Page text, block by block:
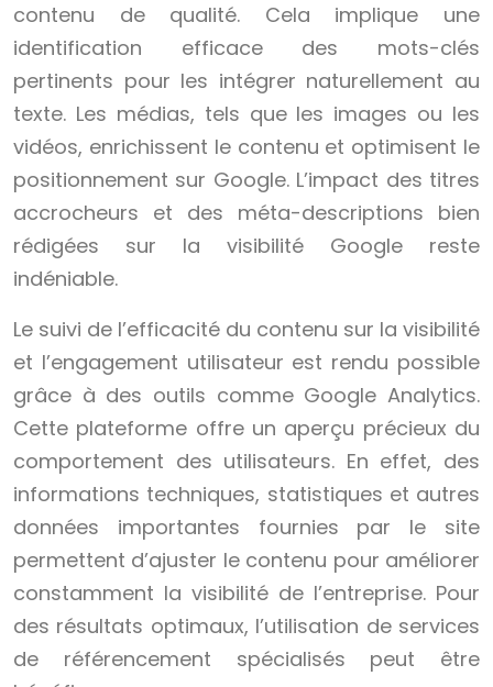
contenu de qualité. Cela implique une
identification efficace des mots-clés
pertinents pour les intégrer naturellement au
texte. Les médias, tels que les images ou les
vidéos, enrichissent le contenu et optimisent le
positionnement sur Google. L’impact des titres
accrocheurs et des méta-descriptions bien
rédigées sur la visibilité Google reste
indéniable.
Le suivi de l’efficacité du contenu sur la visibilité
et l’engagement utilisateur est rendu possible
grâce à des outils comme Google Analytics.
Cette plateforme offre un aperçu précieux du
comportement des utilisateurs. En effet, des
informations techniques, statistiques et autres
données importantes fournies par le site
permettent d’ajuster le contenu pour améliorer
constamment la visibilité de l’entreprise. Pour
des résultats optimaux, l’utilisation de services
de référencement spécialisés peut être